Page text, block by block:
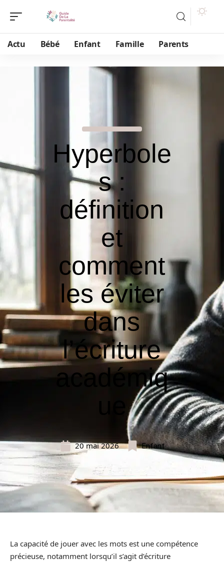
Actu Bébé Enfant Famille Parents
Hyperbole
s :
définition
et
comment
les éviter
dans
l’écriture
académiq
20 mai 2026 Enfant
La capacité de jouer avec les mots est une compétence
précieuse, notamment lorsqu’il s’agit d’écriture